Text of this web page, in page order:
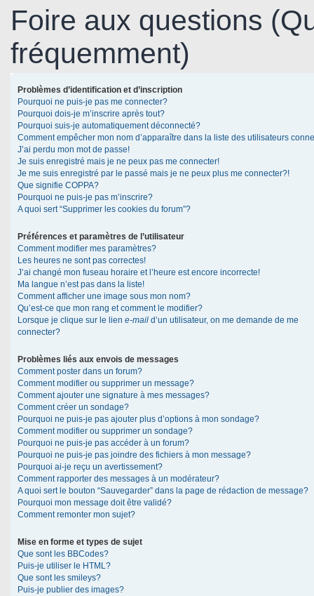
Foire aux questions
fréquemment)
Problèmes d’identification et d’inscription
Pourquoi ne puis-je pas me connecter?
Pourquoi dois-je m’inscrire après tout?
Pourquoi suis-je automatiquement déconnecté?
Comment empêcher mon nom d’apparaître dans la liste des utilisateurs
J’ai perdu mon mot de passe!
Je suis enregistré mais je ne peux pas me connecter!
Je me suis enregistré par le passé mais je ne peux plus me connecter?!
Que signifie COPPA?
Pourquoi ne puis-je pas m’inscrire?
A quoi sert “Supprimer les cookies du forum”?
Préférences et paramètres de l’utilisateur
Comment modifier mes paramètres?
Les heures ne sont pas correctes!
J’ai changé mon fuseau horaire et l’heure est encore incorrecte!
Ma langue n’est pas dans la liste!
Comment afficher une image sous mon nom?
Qu’est-ce que mon rang et comment le modifier?
Lorsque je clique sur le lien e-mail d’un utilisateur, on me demande de me
connecter?
Problèmes liés aux envois de messages
Comment poster dans un forum?
Comment modifier ou supprimer un message?
Comment ajouter une signature à mes messages?
Comment créer un sondage?
Pourquoi ne puis-je pas ajouter plus d’options à mon sondage?
Comment modifier ou supprimer un sondage?
Pourquoi ne puis-je pas accéder à un forum?
Pourquoi ne puis-je pas joindre des fichiers à mon message?
Pourquoi ai-je reçu un avertissement?
Comment rapporter des messages à un modérateur?
A quoi sert le bouton “Sauvegarder” dans la page de rédaction de message?
Pourquoi mon message doit être validé?
Comment remonter mon sujet?
Mise en forme et types de sujet
Que sont les BBCodes?
Puis-je utiliser le HTML?
Que sont les smileys?
Puis-je publier des images?